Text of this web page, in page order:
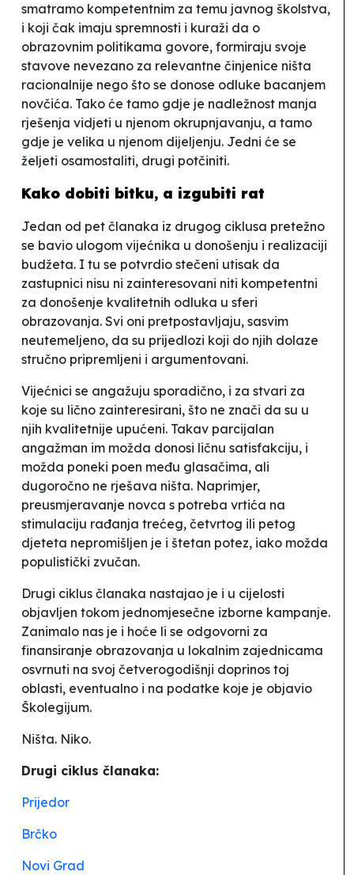
smatramo kompetentnim za temu javnog školstva,
i koji čak imaju spremnosti i kuraži da o
obrazovnim politikama govore, formiraju svoje
stavove nevezano za relevantne činjenice ništa
racionalnije nego što se donose odluke bacanjem
novčića. Tako će tamo gdje je nadležnost manja
rješenja vidjeti u njenom okrupnjavanju, a tamo
gdje je velika u njenom dijeljenju. Jedni će se
željeti osamostaliti, drugi potčiniti.
Kako dobiti bitku, a izgubiti rat
Jedan od pet članaka iz drugog ciklusa pretežno
se bavio ulogom vijećnika u donošenju i realizaciji
budžeta. I tu se potvrdio stečeni utisak da
zastupnici nisu ni zainteresovani niti kompetentni
za donošenje kvalitetnih odluka u sferi
obrazovanja. Svi oni pretpostavljaju, sasvim
neutemeljeno, da su prijedlozi koji do njih dolaze
stručno pripremljeni i argumentovani.
Vijećnici se angažuju sporadično, i za stvari za
koje su lično zainteresirani, što ne znači da su u
njih kvalitetnije upućeni. Takav parcijalan
angažman im možda donosi ličnu satisfakciju, i
možda poneki poen među glasačima, ali
dugoročno ne rješava ništa. Naprimjer,
preusmjeravanje novca s potreba vrtića na
stimulaciju rađanja trećeg, četvrtog ili petog
djeteta nepromišljen je i štetan potez, iako možda
populistički zvučan.
Drugi ciklus članaka nastajao je i u cijelosti
objavljen tokom jednomjesečne izborne kampanje.
Zanimalo nas je i hoće li se odgovorni za
finansiranje obrazovanja u lokalnim zajednicama
osvrnuti na svoj četverogodišnji doprinos toj
oblasti, eventualno i na podatke koje je objavio
Školegijum.
Ništa. Niko.
Drugi ciklus članaka:
Prijedor
Brčko
Novi Grad